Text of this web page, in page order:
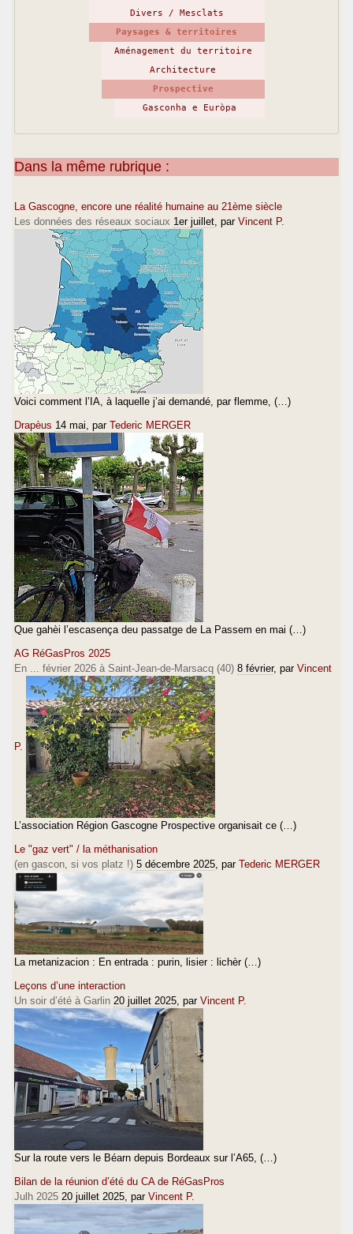
Divers / Mesclats
Paysages & territoires
Aménagement du territoire
Architecture
Prospective
Gasconha e Euròpa
Dans la même rubrique :
La Gascogne, encore une réalité humaine au 21ème siècle
Les données des réseaux sociaux 1er juillet , par Vincent P.
Voici comment l’IA, à laquelle j’ai demandé, par flemme, (…)
Drapèus 14 mai , par Tederic MERGER
Que gahèi l’escasença deu passatge de La Passem en mai (…)
AG RéGasPros 2025
En ... février 2026 à Saint-Jean-de-Marsacq (40) 8 février, par Vincent
P.
L’association Région Gascogne Prospective organisait ce (…)
Le "gaz vert" / la méthanisation
(en gascon, si vos platz !) 5 décembre 2025 , par Tederic MERGER
La metanizacion : En entrada : purin, lisier : lichèr (…)
Leçons d’une interaction
Un soir d’été à Garlin 20 juillet 2025 , par Vincent P.
Sur la route vers le Béarn depuis Bordeaux sur l’A65, (…)
Bilan de la réunion d’été du CA de RéGasPros
Julh 2025 20 juillet 2025 , par Vincent P.